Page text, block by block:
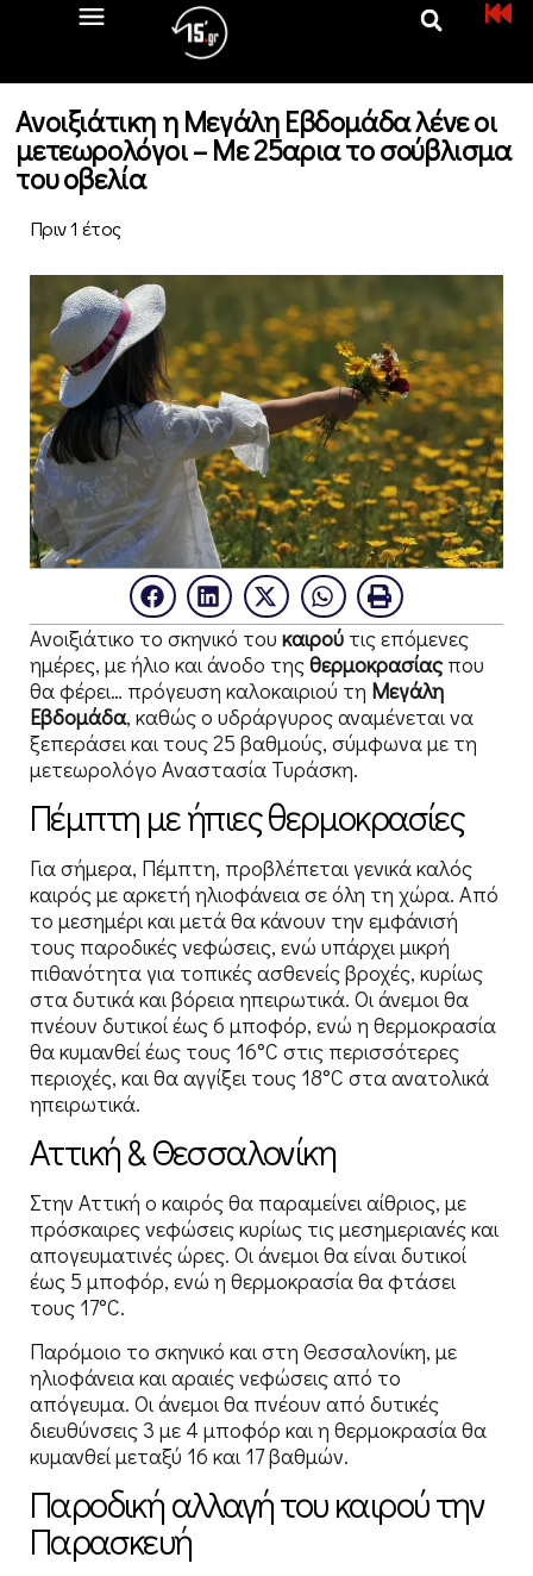
Ανοιξιάτικη η Μεγάλη Εβδομάδα λένε οι
μετεωρολόγοι – Με 25αρια το σούβλισμα
του οβελία
Πριν 1 έτος
Ανοιξιάτικο το σκηνικό του καιρού τις επόμενες
ημέρες, με ήλιο και άνοδο τηςθερμοκρασίαςπου
θα φέρει… πρόγευση καλοκαιριού τη Μεγάλη
Εβδομάδα, καθώς ο υδράργυρος αναμένεται να
ξεπεράσει και τους 25 βαθμούς, σύμφωνα με τη
μετεωρολόγο Αναστασία Τυράσκη.
Πέμπτη με ήπιες θερμοκρασίες
Για σήμερα, Πέμπτη, προβλέπεται γενικά καλός
καιρός με αρκετή ηλιοφάνεια σε όλη τη χώρα. Από
το μεσημέρι και μετά θα κάνουν την εμφάνισή
τους παροδικές νεφώσεις, ενώ υπάρχει μικρή
πιθανότητα για τοπικές ασθενείς βροχές, κυρίως
στα δυτικά και βόρεια ηπειρωτικά. Οι άνεμοι θα
πνέουν δυτικοί έως 6 μποφόρ, ενώ η θερμοκρασία
θα κυμανθεί έως τους 16°C στις περισσότερες
περιοχές, και θα αγγίξει τους 18°C στα ανατολικά
ηπειρωτικά.
Αττική & Θεσσαλονίκη
Στην Αττική ο καιρός θα παραμείνει αίθριος, με
πρόσκαιρες νεφώσεις κυρίως τις μεσημεριανές και
απογευματινές ώρες. Οι άνεμοι θα είναι δυτικοί
έως 5 μποφόρ, ενώ η θερμοκρασία θα φτάσει
τους 17°C.
Παρόμοιο το σκηνικό και στη Θεσσαλονίκη, με
ηλιοφάνεια και αραιές νεφώσεις από το
απόγευμα. Οι άνεμοι θα πνέουν από δυτικές
διευθύνσεις 3 με 4 μποφόρ και η θερμοκρασία θα
κυμανθεί μεταξύ 16 και 17 βαθμών.
Παροδική αλλαγή του καιρού την
Παρασκευή